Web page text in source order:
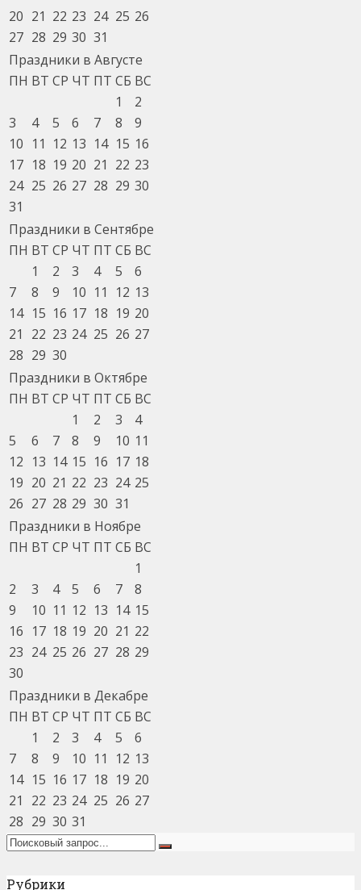
20 21 22 23 24 25 26
27 28 29 30 31
Праздники в Августе
ПН ВТ СР ЧТ ПТ СБ ВС
1
2
3
4 5 6 7 8
9
10 11 12 13 14 15 16
17 18 19 20 21 22 23
24 25 26 27 28 29 30
31
Праздники в Сентябре
ПН ВТ СР ЧТ ПТ СБ ВС
1
2 3 4 5
6
7
8 9 10 11 12 13
14 15 16 17 18 19 20
21
22 23 24 25 26 27
28 29 30
Праздники в Октябре
ПН ВТ СР ЧТ ПТ СБ ВС
1
2 3
4
5
6 7 8 9 10 11
12 13 14 15 16 17 18
19 20 21 22 23 24 25
26 27 28 29 30 31
Праздники в Ноябре
ПН ВТ СР ЧТ ПТ СБ ВС
1
2
3 4 5 6 7
8
9
10 11 12 13 14 15
16 17 18 19 20 21 22
23 24 25 26 27 28 29
30
Праздники в Декабре
ПН ВТ СР ЧТ ПТ СБ ВС
1
2 3 4 5
6
7
8 9 10 11 12 13
14 15 16 17 18 19 20
21
22 23 24 25 26 27
28 29 30 31
Рубрики